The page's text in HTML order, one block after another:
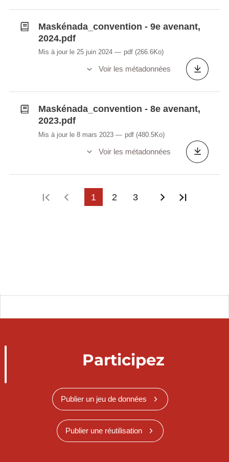
Maskénada_convention - 9e avenant,
2024.pdf
Mis à jour le 25 juin 2024 pdf (266.6Ko)
Voir les métadonnées
Maskénada_convention - 8e avenant,
2023.pdf
Mis à jour le 8 mars 2023 pdf (480.5Ko)
Voir les métadonnées
Première page
Page précédente
1 2 3 Page
Participez
Publier un jeu de données
Publier une réutilisation